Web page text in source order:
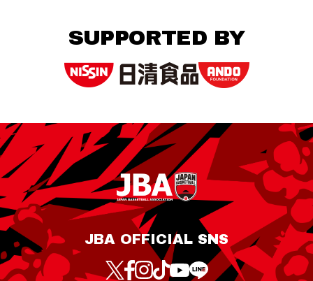
SUPPORTED BY
JBA OFFICIAL SNS